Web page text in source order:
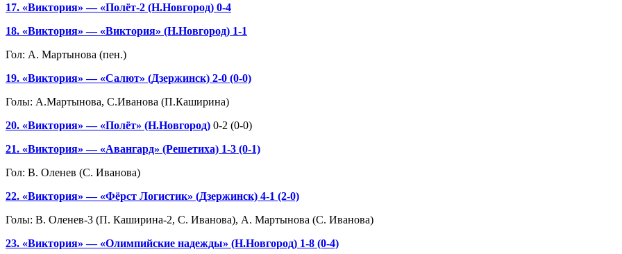
17. «Виктория» — «Полёт-2 (Н.Новгород) 0-4
18. «Виктория» — «Виктория» (Н.Новгород) 1-1
Гол: А. Мартынова (пен.)
19. «Виктория» — «Салют» (Дзержинск) 2-0 (0-0)
Голы: А.Мартынова, С.Иванова (П.Каширина)
20. «Виктория» — «Полёт» (Н.Новгород) 0-2 (0-0)
21. «Виктория» — «Авангард» (Решетиха) 1-3 (0-1)
Гол: В. Оленев (С. Иванова)
22. «Виктория» — «Фёрст Логистик» (Дзержинск) 4-1 (2-0)
Голы: В. Оленев-3 (П. Каширина-2, С. Иванова), А. Мартынова (С. Иванова)
23. «Виктория» — «Олимпийские надежды» (Н.Новгород) 1-8 (0-4)